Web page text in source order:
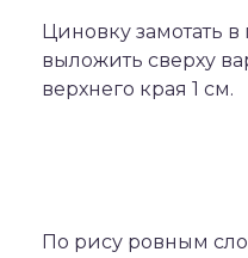
Циновку замотать в
выложить сверху
верхнего края 1 см.
По рису ровным